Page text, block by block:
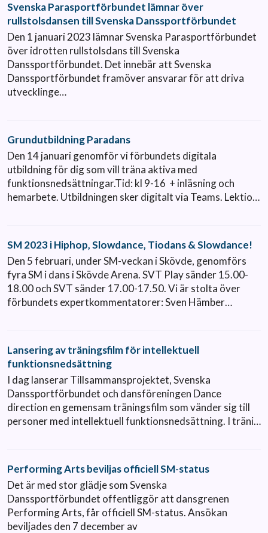
Svenska Parasportförbundet lämnar över
rullstolsdansen till Svenska Danssportförbundet
Den 1 januari 2023 lämnar Svenska Parasportförbundet
över idrotten rullstolsdans till Svenska
Danssportförbundet. Det innebär att Svenska
Danssportförbundet framöver ansvarar för att driva
utvecklinge…
Grundutbildning Paradans
Den 14 januari genomför vi förbundets digitala
utbildning för dig som vill träna aktiva med
funktionsnedsättningar.Tid: kl 9-16 + inläsning och
hemarbete. Utbildningen sker digitalt via Teams. Lektio…
SM 2023 i Hiphop, Slowdance, Tiodans & Slowdance!
Den 5 februari, under SM-veckan i Skövde, genomförs
fyra SM i dans i Skövde Arena. SVT Play sänder 15.00-
18.00 och SVT sänder 17.00-17.50. Vi är stolta över
förbundets expertkommentatorer: Sven Hämber…
Lansering av träningsfilm för intellektuell
funktionsnedsättning
I dag lanserar Tillsammansprojektet, Svenska
Danssportförbundet och dansföreningen Dance
direction en gemensam träningsfilm som vänder sig till
personer med intellektuell funktionsnedsättning. I träni…
Performing Arts beviljas officiell SM-status
Det är med stor glädje som Svenska
Danssportförbundet offentliggör att dansgrenen
Performing Arts, får officiell SM-status. Ansökan
beviljades den 7 december av